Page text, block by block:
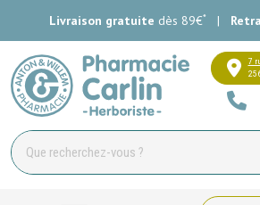
Livraison gratuite dès 89€* |
7